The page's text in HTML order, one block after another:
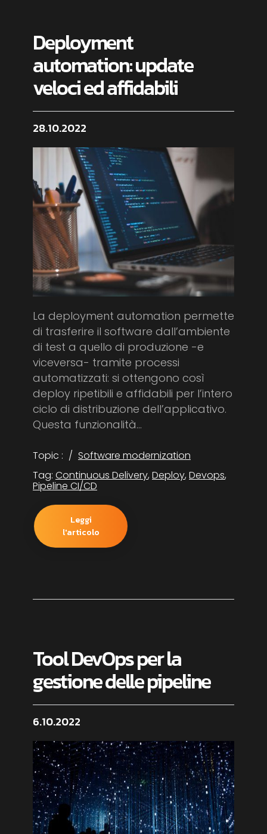
Deployment
automation: update
veloci ed affidabili
28.10.2022
La deployment automation permette
di trasferire il software dall’ambiente
di test a quello di produzione -e
viceversa- tramite processi
automatizzati: si ottengono così
deploy ripetibili e affidabili per l’intero
ciclo di distribuzione dell’applicativo.
Questa funzionalità...
Topic :
Software modernization
Tag: Continuous Delivery, Deploy, Devops,
Pipeline CI/CD
Leggi
l'articolo
Tool DevOps per la
gestione delle pipeline
6.10.2022